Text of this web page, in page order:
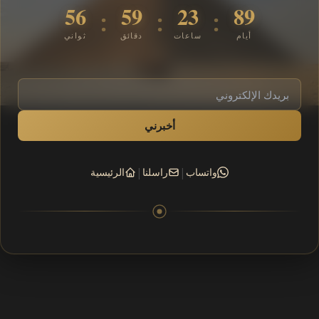
89
أيام :
23
ساعات :
59
دقائق :
55
ثواني
أخبرني
واتساب | راسلنا | الرئيسية